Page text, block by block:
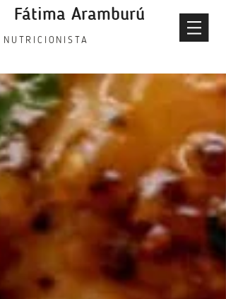
fatima aramburu nutricionista
Fátima Aramburú
NUTRICIONISTA